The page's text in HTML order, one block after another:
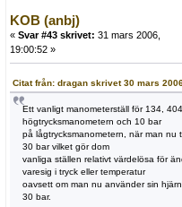
KOB (anbj)
« Svar #43 skrivet: 31 mars 2006,
19:00:52 »
Citat från: dragan skrivet 30 mars
Ett vanligt manometerställ för 134,
högtrycksmanometern och 10 bar
på lågtrycksmanometern, när man
30 bar vilket gör dom
vanliga ställen relativt värdelösa för
varesig i tryck eller temperatur
oavsett om man nu använder sin
30 bar.